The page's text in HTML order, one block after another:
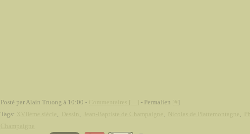
Posté par Alain Truong à 10:00 - - Permalien [ ]
Tags:
, , , ,